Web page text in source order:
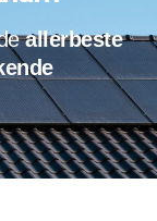
allerbeste